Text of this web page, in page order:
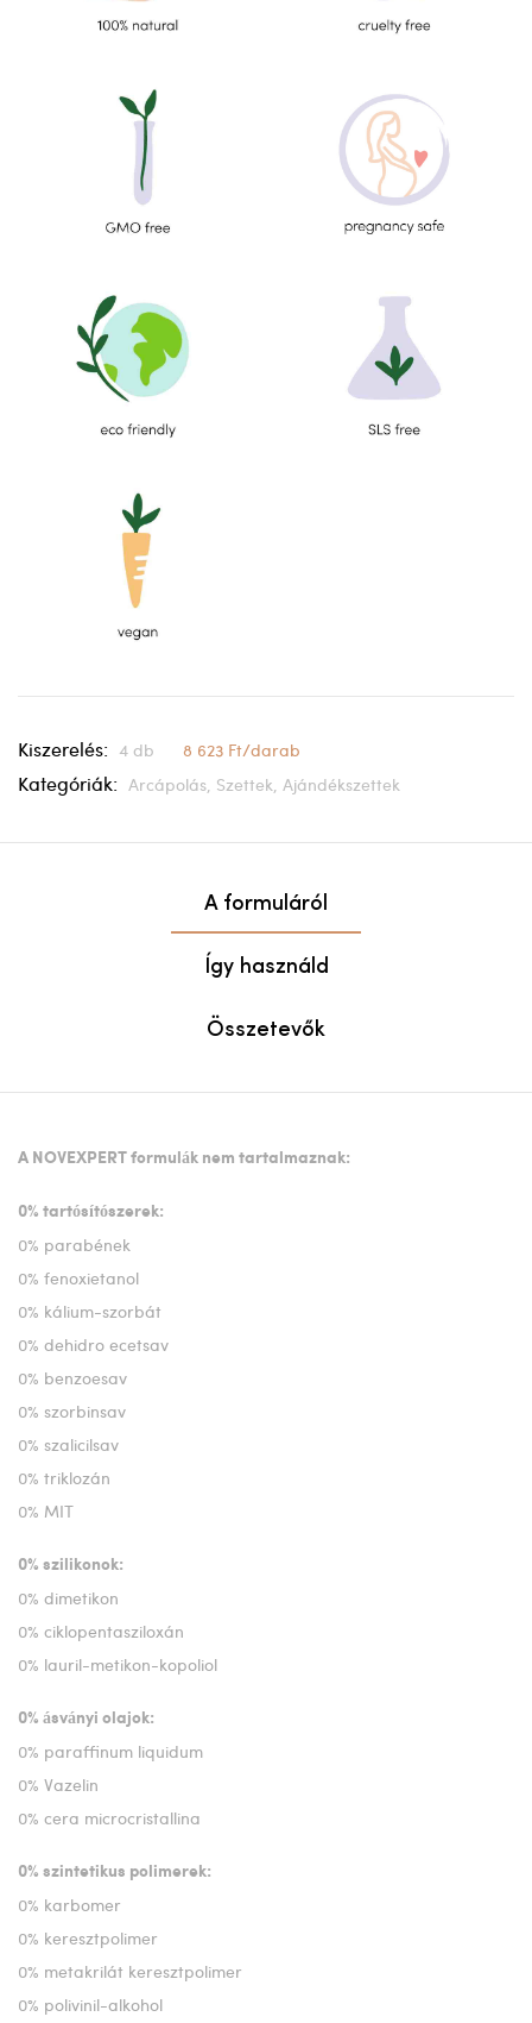
Kiszerelés: 4 db 8 623 Ft/darab
Kategóriák: Arcápolás, Szettek, Ajándékszettek
A formuláról
Így használd
Összetevők
A NOVEXPERT formulák nem tartalmaznak:
0% tartósítószerek:
0% parabének
0% fenoxietanol
0% kálium-szorbát
0% dehidro ecetsav
0% benzoesav
0% szorbinsav
0% szalicilsav
0% triklozán
0% MIT
0% szilikonok:
0% dimetikon
0% ciklopentasziloxán
0% lauril-metikon-kopoliol
0% ásványi olajok:
0% paraffinum liquidum
0% Vazelin
0% cera microcristallina
0% szintetikus polimerek:
0% karbomer
0% keresztpolimer
0% metakrilát keresztpolimer
0% polivinil-alkohol